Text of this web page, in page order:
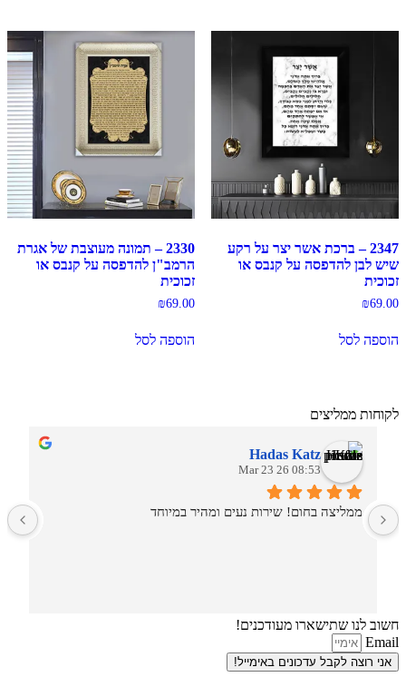
2347 – ברכת אשר יצר על רקע
שיש לבן להדפסה על קנבס או
זכוכית
₪69.00
הוספה לסל
2330 – תמונה מעוצבת של אגרת
הרמב"ן להדפסה על קנבס או
זכוכית
₪69.00
הוספה לסל
לקוחות ממליצים
Hadas Katz
08:53 26 Mar 23
ממליצה בחום! שירות נעים ומהיר במיוחד
חשוב לנו שתישארו מעודכנים!
Email
אני רוצה לקבל עדכונים באימייל!